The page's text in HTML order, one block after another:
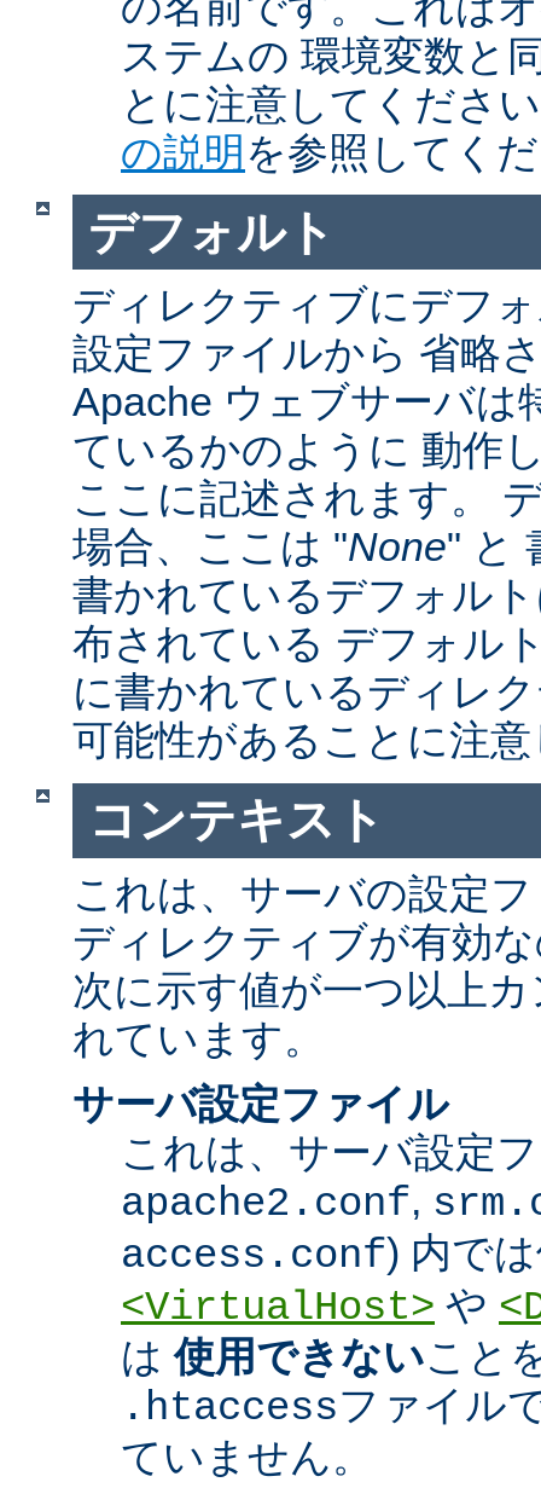
ステムの 環境変数と
とに注意してくださ
の説明 を参照してく
デフォルト
ディレクティブにデフ
設定ファイルから 省略
Apache ウェブサーバは
ているかのように 動作
ここに記述されます。
場合、ここは "None" と
書かれているデフォル
布されている デフォル
に書かれているディレ
可能性があることに注
コンテキスト
これは、サーバの設定
ディレクティブが有効
次に示す値が一つ以上
れています。
サーバ設定ファイル
これは、サーバ設定
apache2.conf,
access.conf) 内で
<VirtualHost> や
は使用できないこと
.htaccessファイル
ていません。